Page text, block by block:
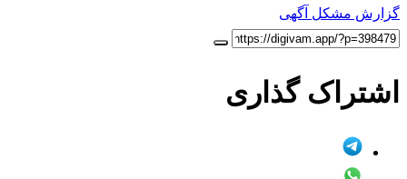
گزارش مشکل آگهی
اشتراک گذاری